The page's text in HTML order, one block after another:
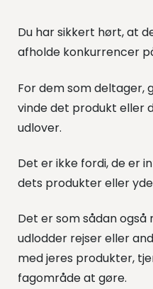
Du har sikkert hørt, at
afholde konkurrencer
For dem som deltager,
vinde det produkt eller
udlover.
Det er ikke fordi, de er
dets produkter eller
Det er som sådan også
udlodder rejser eller
med jeres produkter,
fagområde at gøre.